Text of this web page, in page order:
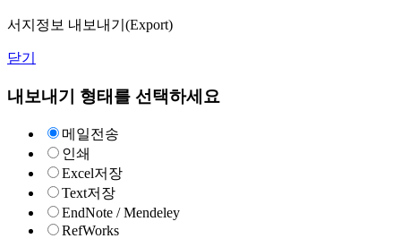
서지정보 내보내기(Export)
닫기
내보내기 형태를 선택하세요
메일전송
인쇄
Excel저장
Text저장
EndNote / Mendeley
RefWorks